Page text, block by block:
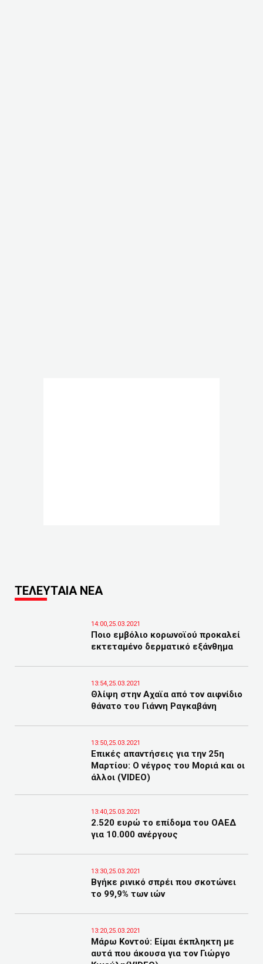
ΤΕΛΕΥΤΑΙΑ ΝΕΑ
14:00,25.03.2021
Ποιο εμβόλιο κορωνοϊού προκαλεί
εκτεταμένο δερματικό εξάνθημα
13:54,25.03.2021
Θλίψη στην Αχαϊα από τον αιφνίδιο
θάνατο του Γιάννη Ραγκαβάνη
13:50,25.03.2021
Επικές απαντήσεις για την 25η
Μαρτίου: Ο νέγρος του Μοριά και οι
άλλοι (VIDEO)
13:40,25.03.2021
2.520 ευρώ το επίδομα του ΟΑΕΔ
για 10.000 ανέργους
13:30,25.03.2021
Βγήκε ρινικό σπρέι που σκοτώνει
το 99,9% των ιών
13:20,25.03.2021
Μάρω Κοντού: Είμαι έκπληκτη με
αυτά που άκουσα για τον Γιώργο